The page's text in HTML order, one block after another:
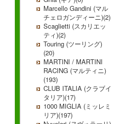
Marcello Gandini (マル
チェロガンディーニ)(2)
Scaglietti (スカリエッ
ティ)(2)
Touring (ツーリング)
(20)
MARTINI / MARTINI
RACING (マルティニ)
(193)
CLUB ITALIA (クラブイ
タリア)(17)
1000 MIGLIA (ミッレミ
リア)(197)